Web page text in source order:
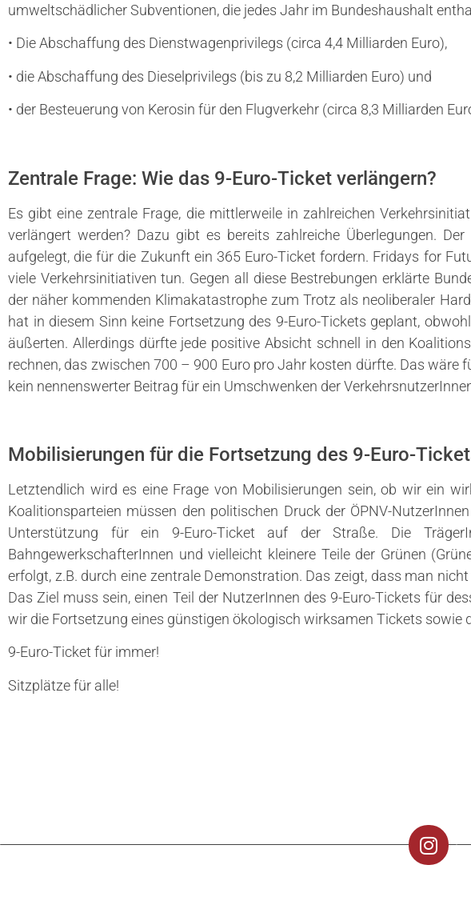
umweltschädlicher Subventionen, die jedes Jahr im Bundeshaushalt
• Die Abschaffung des Dienstwagenprivilegs (circa 4,4 Milliarden Euro),
• die Abschaffung des Dieselprivilegs (bis zu 8,2 Milliarden Euro) und
• der Besteuerung von Kerosin für den Flugverkehr (circa 8,3 Milliarden
Zentrale Frage: Wie das 9-Euro-Ticket verlängern?
Es gibt eine zentrale Frage, die mittlerweile in zahlreichen
verlängert werden? Dazu gibt es bereits zahlreiche Überlegungen.
aufgelegt, die für die Zukunft ein 365 Euro-Ticket fordern. Fridays for
viele Verkehrsinitiativen tun. Gegen all diese Bestrebungen erklärte
der näher kommenden Klimakatastrophe zum Trotz als neoliberaler
hat in diesem Sinn keine Fortsetzung des 9-Euro-Tickets geplant,
äußerten. Allerdings dürfte jede positive Absicht schnell in den
rechnen, das zwischen 700 – 900 Euro pro Jahr kosten dürfte. Das
kein nennenswerter Beitrag für ein Umschwenken der
Mobilisierungen für die Fortsetzung des 9-Euro-
Letztendlich wird es eine Frage von Mobilisierungen sein, ob wir ein
Koalitionsparteien müssen den politischen Druck der ÖPNV-
Unterstützung für ein 9-Euro-Ticket auf der Straße. Die
BahngewerkschafterInnen und vielleicht kleinere Teile der Grünen
erfolgt, z.B. durch eine zentrale Demonstration. Das zeigt, dass man
Das Ziel muss sein, einen Teil der NutzerInnen des 9-Euro-Tickets für
wir die Fortsetzung eines günstigen ökologisch wirksamen Tickets sowie
9-Euro-Ticket für immer!
Sitzplätze für alle!